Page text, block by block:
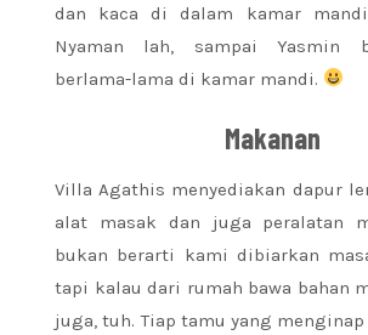
dan kaca di dalam kamar
Nyaman lah, sampai Yasmin
berlama-lama di kamar mandi.
Makanan
Villa Agathis menyediakan dapur
alat masak dan juga peralatan
bukan berarti kami dibiarkan
tapi kalau dari rumah bawa bahan
juga, tuh. Tiap tamu yang